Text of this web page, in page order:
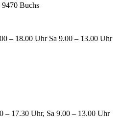
9470 Buchs
– 18.00 Uhr Sa 9.00 – 13.00 Uhr
– 17.30 Uhr, Sa 9.00 – 13.00 Uhr